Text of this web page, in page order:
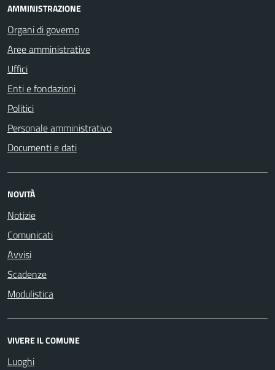
AMMINISTRAZIONE
Organi di governo
Aree amministrative
Uffici
Enti e fondazioni
Politici
Personale amministrativo
Documenti e dati
NOVITÀ
Notizie
Comunicati
Avvisi
Scadenze
Modulistica
VIVERE IL COMUNE
Luoghi